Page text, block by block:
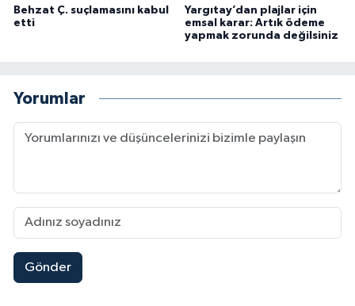
Behzat Ç. suçlamasını kabul
etti
Yargıtay’dan plajlar için
emsal karar: Artık ödeme
yapmak zorunda değilsiniz
Yorumlar
Gönder